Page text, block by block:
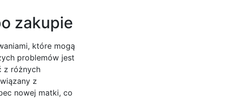
zakupie
które mogą
problemów jest
z różnych
z
nowej matki, co